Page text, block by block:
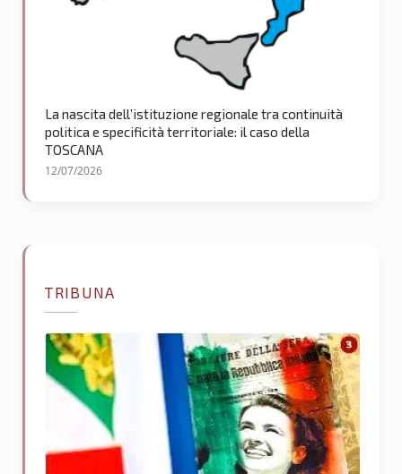
La nascita dell’istituzione regionale tra continuità
politica e specificità territoriale: il caso della
TOSCANA
12/07/2026
TRIBUNA